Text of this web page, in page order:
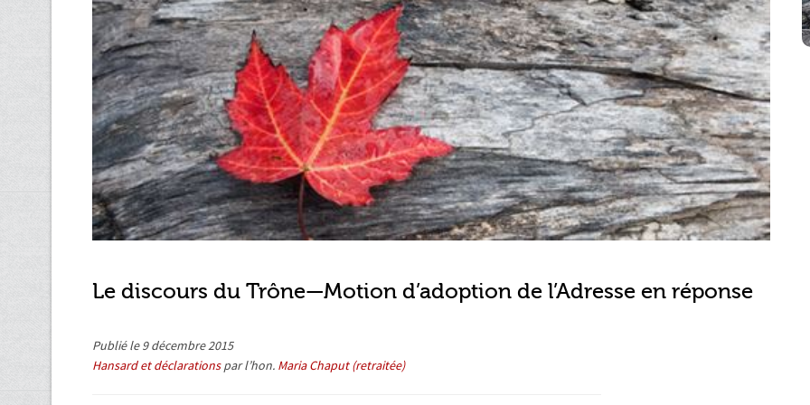
Le discours du Trône—Motion d’adoption de l’Adresse en réponse
Publié le 9 décembre 2015
Hansard et déclarationspar l’hon. Maria Chaput (retraitée)